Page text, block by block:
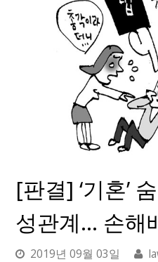
[판결] ‘기혼’
성관계… 손해
2019년 09월 03일